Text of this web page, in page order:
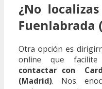
¿No
Fuenlabrada
Otra opción es
online que facilite
contactar con
(Madrid). Nos